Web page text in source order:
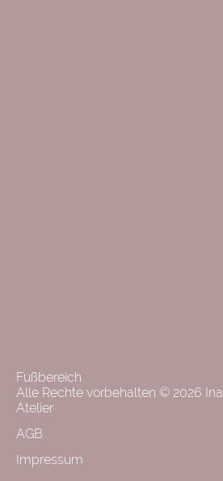
Fußbereich
Alle Rechte vorbehalten © 2026
Atelier
AGB
Impressum